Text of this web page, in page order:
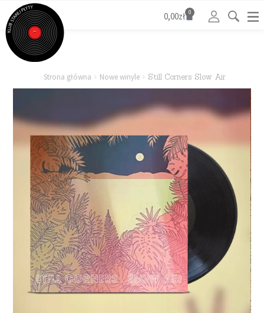
0,00zł 0
Strona główna Nowe winyle Still Corners Slow Air